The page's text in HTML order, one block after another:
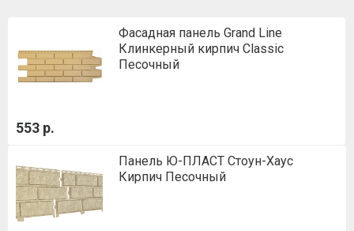
Фасадная панель Grand Line
Клинкерный кирпич Classic
Песочный
553 р.
Панель Ю-ПЛАСТ Стоун-Хаус
Кирпич Песочный